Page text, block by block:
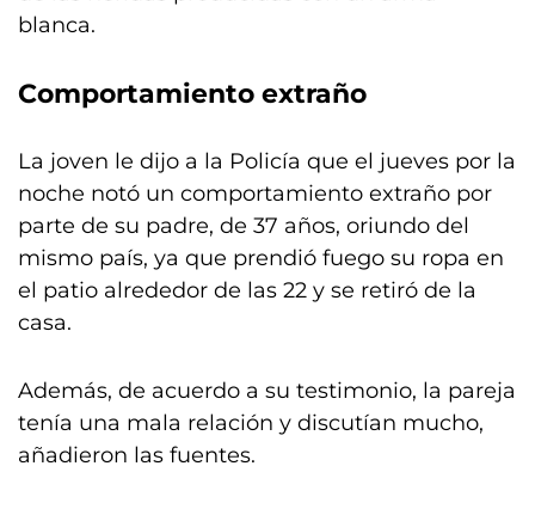
blanca.
Comportamiento extraño
La joven le dijo a la Policía que el jueves por la
noche notó un comportamiento extraño por
parte de su padre, de 37 años, oriundo del
mismo país, ya que prendió fuego su ropa en
el patio alrededor de las 22 y se retiró de la
casa.
Además, de acuerdo a su testimonio, la pareja
tenía una mala relación y discutían mucho,
añadieron las fuentes.